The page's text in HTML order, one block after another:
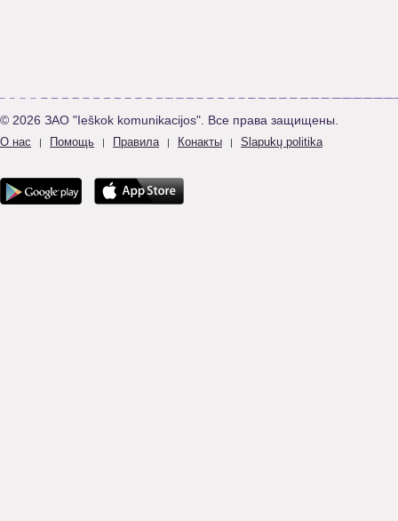
© 2026 ЗАО "Ieškok komunikacijos". Все права защищены.
О нас | Помощь | Правила | Конакты | Slapukų politika